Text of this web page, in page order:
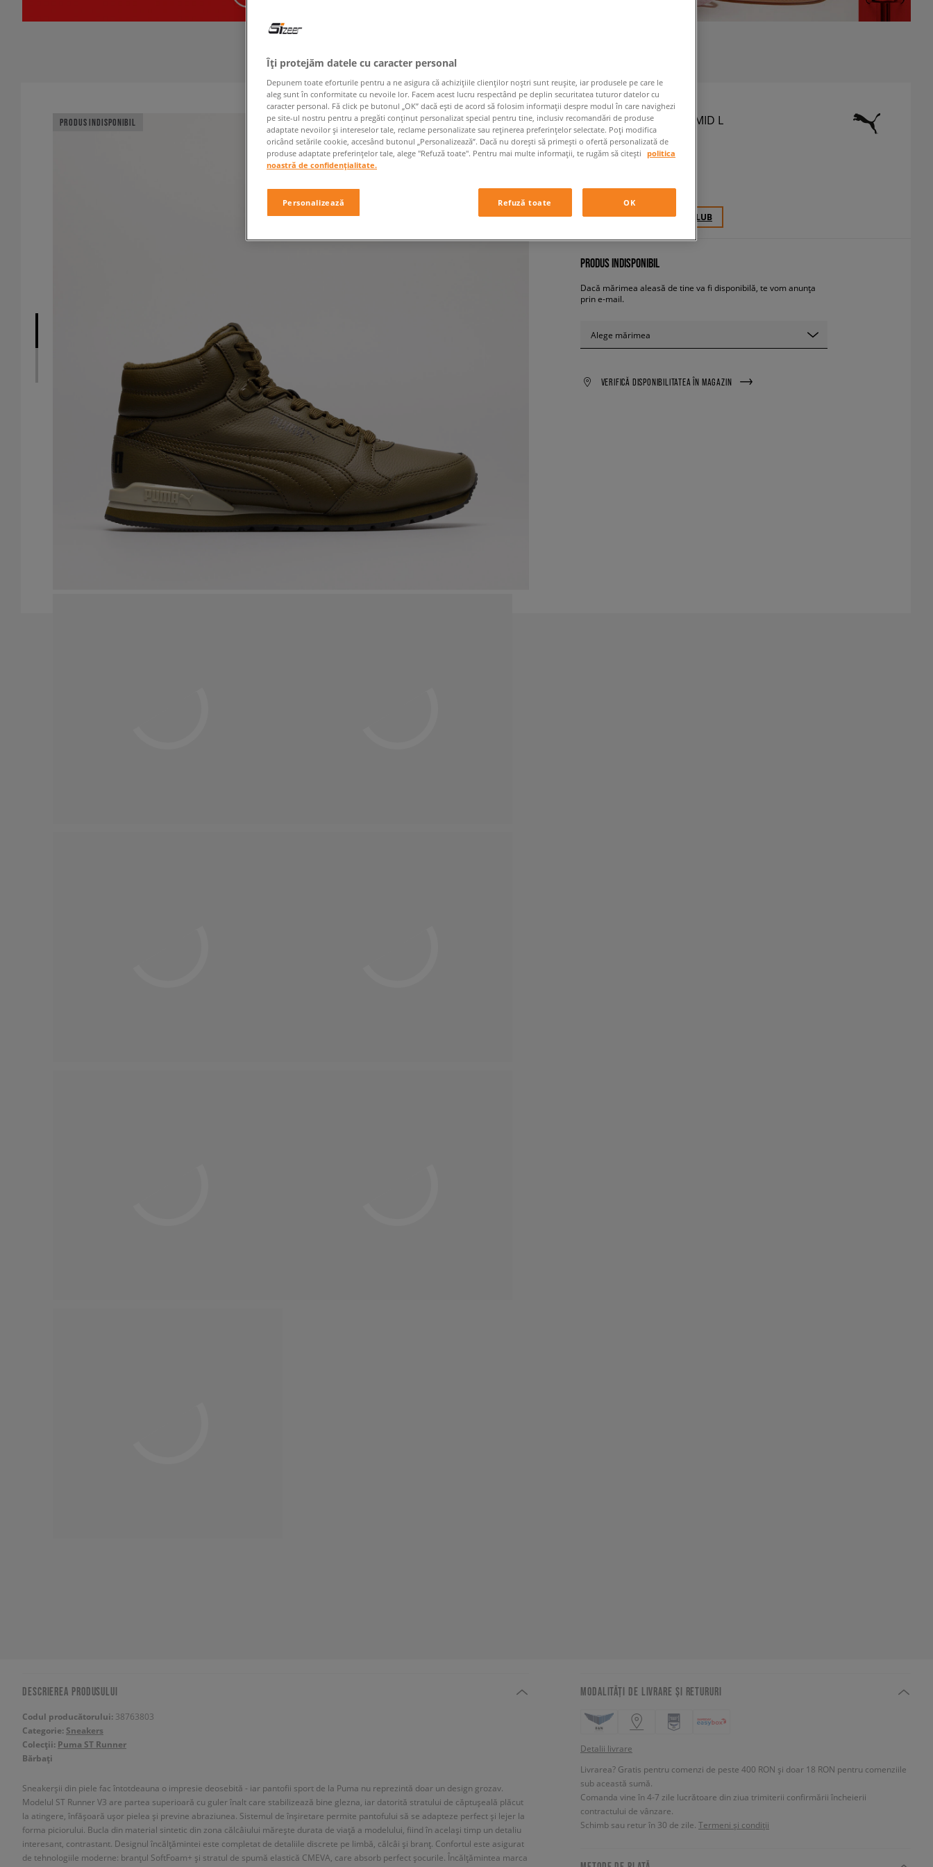
PRODUS INDISPONIBIL PUMA ST RUNNER V3 MID L
bărbați, sneakers
269,99 RON cu TVA
+ 270 PCT. CUSIZEERCLUB
PRODUS INDISPONIBIL
Dacă mărimea aleasă de tine va fi disponibilă, te vom anunța
prin e-mail.
Alege mărimea
VERIFICĂ DISPONIBILITATEA ÎN MAGAZIN
DESCRIEREA PRODUSULUI
Codul producătorului: 38763803
Categorie: Sneakers
Colecții: Puma ST Runner
Bărbați
Sneakerșii din piele fac întotdeauna o impresie deosebită - iar pantofii sport de la Puma nu reprezintă doar un design grozav.
Modelul ST Runner V3 are partea superioară cu guler înalt care stabilizează bine glezna, iar datorită stratului de căptușeală plăcut
la atingere, înfășoară ușor pielea și previne abraziunea. Sistemul de înșiretare permite pantofului să se adapteze perfect și lejer la
forma piciorului. Bucla din material sintetic din zona călcâiului mărește durata de viață a modelului, fiind în același timp un detaliu
interesant, contrastant. Designul încălțămintei este completat de detaliile discrete pe limbă, călcâi și branț. Confortul este asigurat
de tehnologiile moderne: branțul SoftFoam+ și stratul de spumă elastică CMEVA, care absorb perfect șocurile. Încălțămintea marca
MODALITĂȚI DE LIVRARE ȘI RETURURI
Detalii livrare
Livrarea? Gratis pentru comenzi de peste 400 RON și doar 18 RON pentru comenziile
sub această sumă.
Comanda vine în 4-7 zile lucrătoare din ziua trimiterii confirmării încheierii
contractului de vânzare.
Schimb sau retur în 30 de zile. Termeni și condiții
Îți protejăm datele cu caracter personal
Depunem toate eforturile pentru a ne asigura că achizițiile clienților noștri sunt reușite, iar produsele pe care le
aleg sunt în conformitate cu nevoile lor. Facem acest lucru respectând pe deplin securitatea tuturor datelor cu
caracter personal. Fă click pe butonul „OK” dacă ești de acord să folosim informații despre modul în care navighezi
pe site-ul nostru pentru a pregăti conținut personalizat special pentru tine, inclusiv recomandări de produse
adaptate nevoilor și intereselor tale, reclame personalizate sau reținerea preferințelor selectate. Poți modifica
oricând setările cookie, accesând butonul „Personalizează”. Dacă nu dorești să primești o ofertă personalizată de
produse adaptate preferințelor tale, alege "Refuză toate". Pentru mai multe informații, te rugăm să citești politica
noastră de confidențialitate.
Personalizează Refuză toate OK